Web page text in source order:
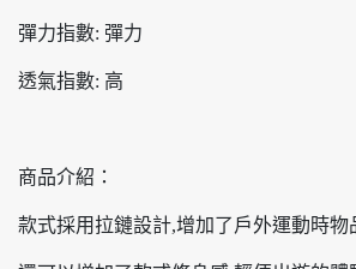
彈力指數: 彈力
透氣指數: 高
商品介紹：
款式採用拉鏈設計,增加了戶外運動時物